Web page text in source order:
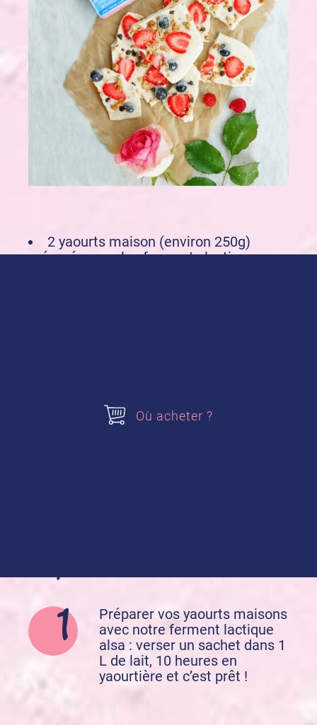
2 yaourts maison (environ 250g)
préparés avec les ferments lactiques
Acheter nos produits
Préparer vos yaourts maisons
avec notre ferment lactique
alsa : verser un sachet dans 1
L de lait, 10 heures en
yaourtière et c’est prêt !
Où acheter ?